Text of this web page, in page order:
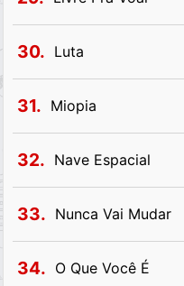
30. Luta
31. Miopia
32. Nave Espacial
33. Nunca Vai Mudar
34. O Que Você É